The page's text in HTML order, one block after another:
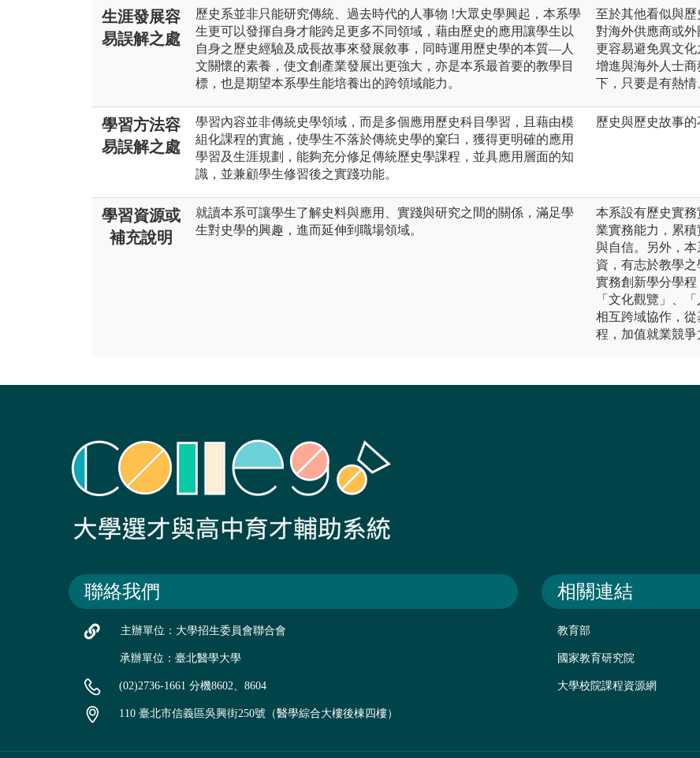
生涯發展容
易誤解之處
歷史系並非只能研究傳統、過去時代的人事物 !大眾史學興起，本系學
生更可以發揮自身才能跨足更多不同領域，藉由歷史的應用讓學生以
自身之歷史經驗及成長故事來發展敘事，同時運用歷史學的本質—人
文關懷的素養，使文創產業發展出更強大，亦是本系最首要的教學目
標，也是期望本系學生能培養出的跨領域能力。
至於其他看似與
對海外供應商或外
更容易避免異文化
增進與海外人士
下，只要是有熱情
學習方法容
易誤解之處
學習內容並非傳統史學領域，而是多個應用歷史科目學習，且藉由模
組化課程的實施，使學生不落於傳統史學的窠臼，獲得更明確的應用
學習及生涯規劃，能夠充分修足傳統歷史學課程，並具應用層面的知
識，並兼顧學生修習後之實踐功能。
歷史與歷史故事的
學習資源或
補充說明
就讀本系可讓學生了解史料與應用、實踐與研究之間的關係，滿足學
生對史學的興趣，進而延伸到職場領域。
本系設有歷史實
業實務能力，累
與自信。另外，
資，有志於教學
實務創新學分學程
「文化觀覽」、
相互跨域協作，
程，加值就業競爭
聯絡我們
主辦單位：大學招生委員會聯合會
承辦單位：臺北醫學大學
(02)2736-1661 分機8602、8604
110 臺北市信義區吳興街250號（醫學綜合大樓後棟四樓）
相關連結
教育部
國家教育研究院
大學校院課程資源網